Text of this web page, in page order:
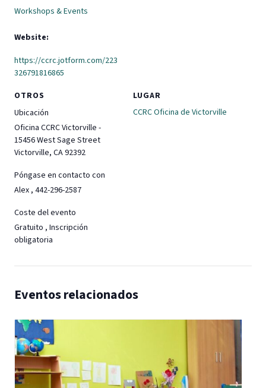
Workshops & Events
Website:
https://ccrc.jotform.com/223
326791816865
LUGAR
CCRC Oficina de Victorville
OTROS
Ubicación
Oficina CCRC Victorville -
15456 West Sage Street
Victorville, CA 92392
Póngase en contacto con
Alex , 442-296-2587
Coste del evento
Gratuito , Inscripción
obligatoria
Eventos relacionados